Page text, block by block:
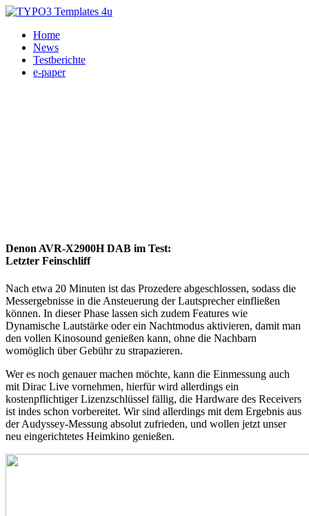
Home
News
Testberichte
e-paper
Denon AVR-X2900H DAB im Test:
Letzter Feinschliff
Nach etwa 20 Minuten ist das Prozedere abgeschlossen, sodass die
Messergebnisse in die Ansteuerung der Lautsprecher einfließen
können. In dieser Phase lassen sich zudem Features wie
Dynamische Lautstärke oder ein Nachtmodus aktivieren, damit man
den vollen Kinosound genießen kann, ohne die Nachbarn
womöglich über Gebühr zu strapazieren.
Wer es noch genauer machen möchte, kann die Einmessung auch
mit Dirac Live vornehmen, hierfür wird allerdings ein
kostenpflichtiger Lizenzschlüssel fällig, die Hardware des Receivers
ist indes schon vorbereitet. Wir sind allerdings mit dem Ergebnis aus
der Audyssey-Messung absolut zufrieden, und wollen jetzt unser
neu eingerichtetes Heimkino genießen.